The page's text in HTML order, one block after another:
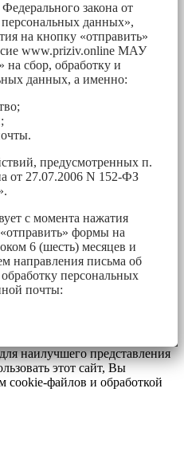
закона от
данных»,
на кнопку «отправить»
www.priziv.online МАУ
на сбор, обработку и
данных, а именно:
предусмотренных п.
от 27.07.2006 N 152-ФЗ
с момента нажатия
формы на
6 (шесть) месяцев и
направления письма об
персональных
почты:
наилучшего представления
этот сайт, Вы
cookie-файлов и обработкой